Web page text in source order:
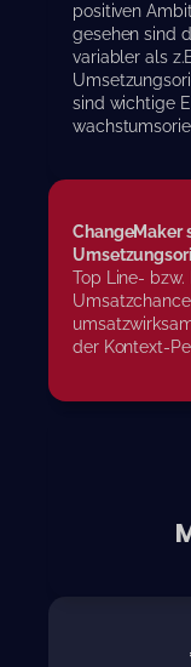
positiven
gesehen sind
variabler als
sind wichtige
ChangeMaker
Top Line- bzw.
der Kontext-